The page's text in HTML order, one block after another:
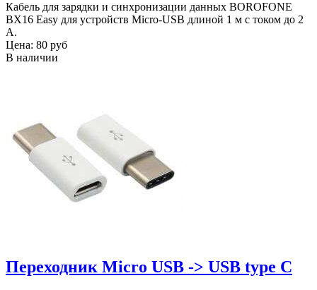
Кабель для зарядки и синхронизации данных BOROFONE
BX16 Easy для устройств Micro-USB длиной 1 м с током до 2
А.
Цена: 80 руб
В наличии
Переходник Micro USB -> USB type C